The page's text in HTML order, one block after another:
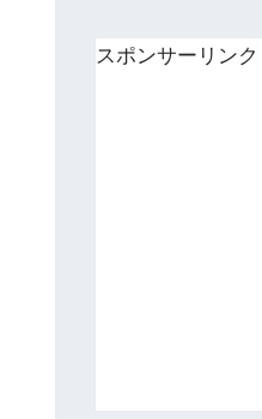
スポンサーリンク